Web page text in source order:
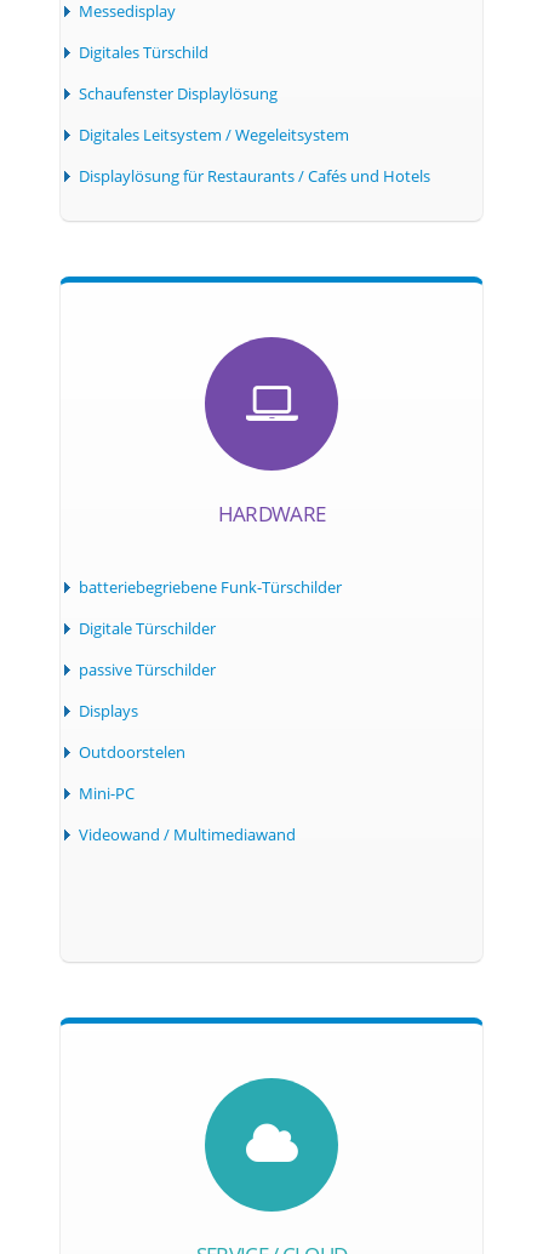
Messedisplay
Digitales Türschild
Schaufenster Displaylösung
Digitales Leitsystem / Wegeleitsystem
Displaylösung für Restaurants / Cafés und Hotels
HARDWARE
batteriebegriebene Funk-Türschilder
Digitale Türschilder
passive Türschilder
Displays
Outdoorstelen
Mini-PC
Videowand / Multimediawand